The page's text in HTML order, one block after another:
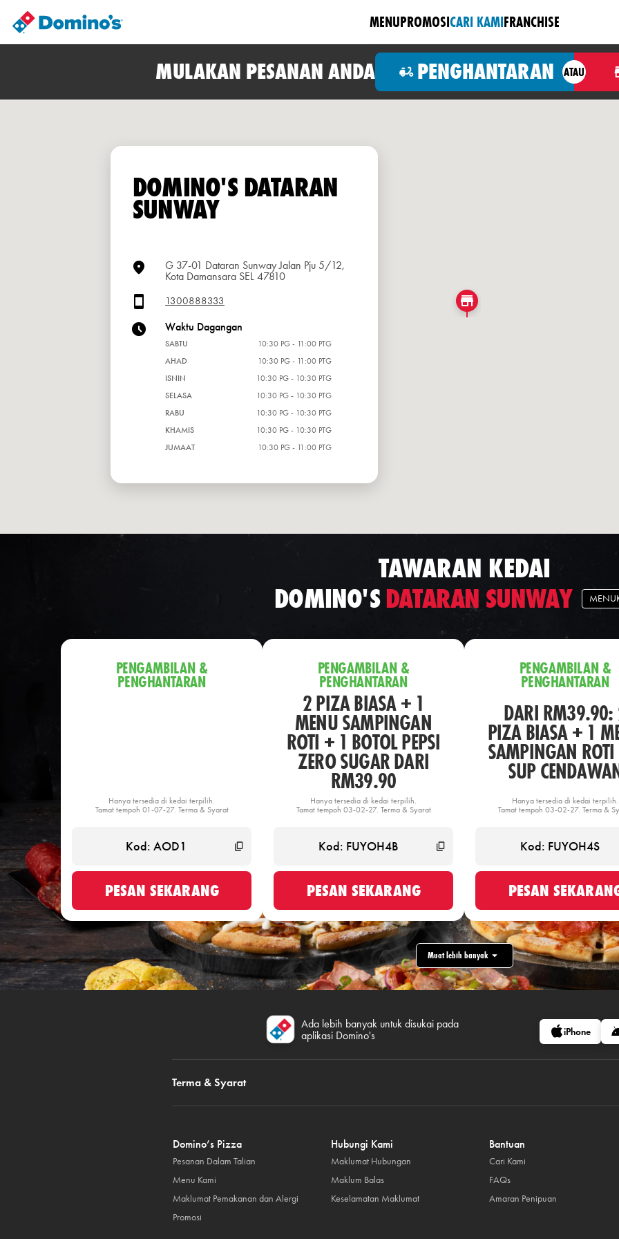
MENUPROMOSICARI KAMIFRANCHISE
MULAKAN PESANAN ANDA PENGHANTARAN ATAU
DOMINO'S DATARAN
SUNWAY
G 37-01 Dataran Sunway Jalan Pju 5/12,
Kota Damansara SEL 47810
1300888333
Waktu Dagangan
SABTU
10:30 PG - 11:00 PTG
AHAD
10:30 PG - 11:00 PTG
ISNIN
10:30 PG - 10:30 PTG
SELASA
10:30 PG - 10:30 PTG
RABU
10:30 PG - 10:30 PTG
KHAMIS
10:30 PG - 10:30 PTG
JUMAAT
10:30 PG - 11:00 PTG
TAWARAN KEDAI
DOMINO'SDATARAN SUNWAY
PENGAMBILAN &
PENGHANTARAN
Hanya tersedia di kedai terpilih.
Tamat tempoh 01-07-27. Terma & Syarat
PESAN SEKARANG
PENGAMBILAN &
PENGHANTARAN
2 PIZA BIASA + 1
MENU SAMPINGAN
ROTI + 1 BOTOL PEPSI
ZERO SUGAR DARI
RM39.90
Hanya tersedia di kedai terpilih.
Tamat tempoh 03-02-27. Terma & Syarat
PESAN SEKARANG
PENGAMBILAN &
PENGHANTARAN
DARI RM39.90:
PIZA BIASA + 1
SAMPINGAN
SUP
Hanya tersedia di kedai terpilih.
Tamat tempoh 03-02-27. Terma &
PESAN
Muat lebih banyak
Ada lebih banyak untuk disukai pada
aplikasi Domino's
iPhone
Terma & Syarat
Domino’s Pizza
Pesanan Dalam Talian
Menu Kami
Maklumat Pemakanan dan Alergi
Promosi
Hubungi Kami
Maklumat Hubungan
Maklum Balas
Keselamatan Maklumat
Bantuan
Cari Kami
FAQs
Amaran Penipuan